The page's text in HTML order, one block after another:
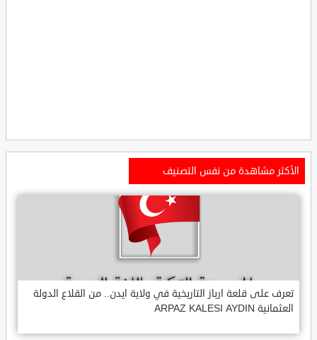
الأكثر مشاهدة من نفس التصنيف
تعرف على قلعة ارباز التاريخية في ولاية ايدن.. من القلاع الدولة
العثمانية ARPAZ KALESI AYDIN